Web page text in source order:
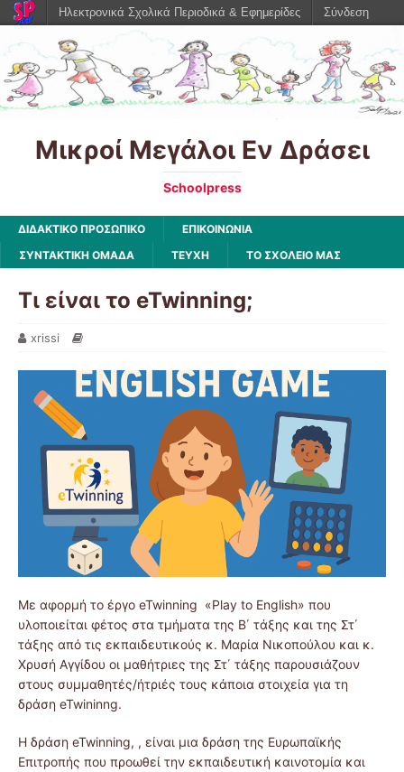
Μικροί Μεγάλοι Εν Δράσει
Schoolpress
ΔΙΔΑΚΤΙΚΟ ΠΡΟΣΩΠΙΚΟ
ΕΠΙΚΟΙΝΩΝΙΑ
ΣΥΝΤΑΚΤΙΚΗ ΟΜΑΔΑ
ΤΕΥΧΗ ΤΟ ΣΧΟΛΕΙΟ ΜΑΣ
Τι είναι το eTwinning;
xrissi
Με αφορμή το έργο eTwinning «Play to English» που
υλοποιείται φέτος στα τμήματα της Β΄ τάξης και της Στ΄
τάξης από τις εκπαιδευτικούς κ. Μαρία Νικοπούλου και κ.
Χρυσή Αγγίδου οι μαθήτριες της Στ΄ τάξης παρουσιάζουν
στους συμμαθητές/ήτριές τους κάποια στοιχεία για τη
δράση eTwininng.
Η δράση eTwinning, , είναι μια δράση της Ευρωπαϊκής
Επιτροπής που προωθεί την εκπαιδευτική καινοτομία και
Ηλεκτρονικά Σχολικά Περιοδικά & Εφημερίδες Σύνδεση